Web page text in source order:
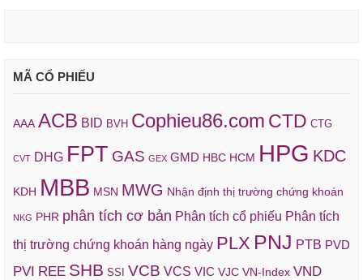
MÃ CỔ PHIẾU
AAA ACB BID BVH Cophieu86.com CTD CTG
CVT DHG FPT GAS GEX GMD HBC HCM HPG KDC
KDH MBB MSN MWG Nhận định thị trường chứng khoán
NKG PHR phân tích cơ bản Phân tích cổ phiếu Phân tích
thị trường chứng khoán hàng ngày PLX PNJ PTB PVD
PVI REE SHB SSI VCB VCS VIC VJC VN-Index VND